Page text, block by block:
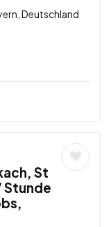
Deutschland
St